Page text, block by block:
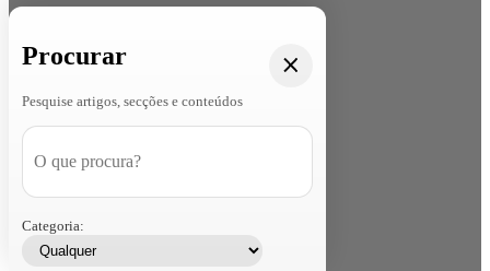
Procurar
Pesquise artigos, secções e conteúdos
Categoria: